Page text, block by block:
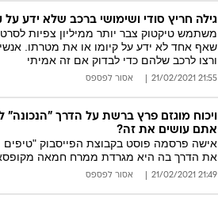
גילה חריץ סודי ושימושי ברכב שלא ידע
משתמש טיקטוק צבר יותר ממיליון צפיות
שאף אחד לא ידע על קיומו או את מטרתו.
ורצו לרכב שלהם כדי לבדוק אם זה אמיתי
21:55 21/02/2021 אסור לפספס
ויכוח מוגזם פרץ ברשת על הדרך
אתם עושים את זה?
אישה פרסמה פוסט בקבוצת הפייסבוק "טיפים
את הדרך בה היא מגרדת ממרח חמאה
21:49 21/02/2021 אסור לפספס